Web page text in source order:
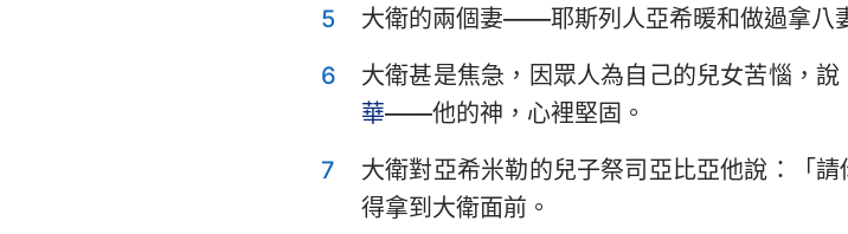
歷代志上 歷代志下
以斯拉記 尼希米記
以斯帖記 約伯記
詩篇 箴言
傳道書
帖
提
希
5
大衛的兩個妻——耶斯列人亞希暖和做過拿八
6
大衛甚是焦急，因眾人為自己的兒女苦惱，
華——他的神，心裡堅固。
7
大衛對亞希米勒的兒子祭司亞比亞他說：「
得拿到大衛面前。